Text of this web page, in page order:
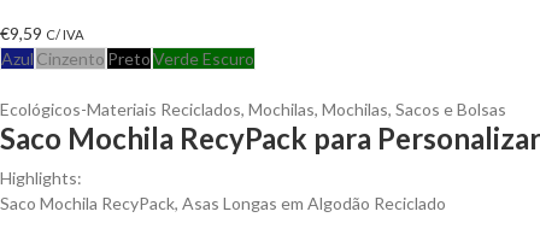
€9,59 C/ IVA
Azul Cinzento PretoVerde Escuro
Ecológicos-Materiais Reciclados, Mochilas, Mochilas, Sacos e Bolsas
Saco Mochila RecyPack para Personalizar
Highlights:
Saco Mochila RecyPack, Asas Longas em Algodão Reciclado